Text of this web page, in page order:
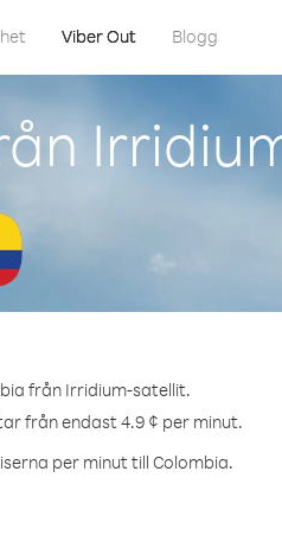
Viber Out Blogg
från Irridium-satellit.
från endast 4.9 ¢ per minut.
per minut till Colombia.